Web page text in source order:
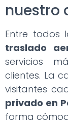
nuestro
Entre todos
traslado
servicios
clientes. La
visitantes
privado en
forma